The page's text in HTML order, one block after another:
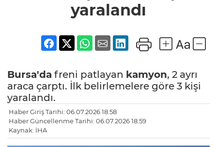
yaralandı
Bursa'da freni patlayan kamyon, 2 ayrı
araca çarptı. İlk belirlemelere göre 3 kişi
yaralandı.
Haber Giriş Tarihi: 06.07.2026 18:58
Haber Güncellenme Tarihi: 06.07.2026 18:59
Kaynak: İHA